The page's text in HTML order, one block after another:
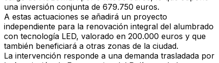
una inversión conjunta de 679.750 euros.
A estas actuaciones se añadirá un proyecto
independiente para la renovación integral del alumbrado
con tecnología LED, valorado en 200.000 euros y que
también beneficiará a otras zonas de la ciudad.
La intervención responde a una demanda trasladada por